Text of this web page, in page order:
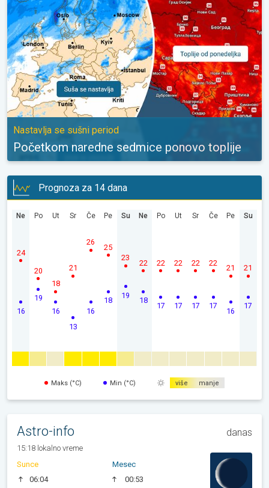
Nastavlja se sušni period
Početkom naredne sedmice ponovo toplije
Prognoza za 14 dana
Ne
16
24
Po
19
20
Ut
16
18
Sr
13
21
Če
16
26
Pe
18
25
Su
19
23
Ne
18
22
Po
17
22
Ut
17
22
Sr
17
22
Če
17
22
Pe
16
21
Su
17
21
Maks (°C) Min (°C) više manje
Astro-info danas
15:18 lokalno vreme
Sunce
06:04
Mesec
00:53